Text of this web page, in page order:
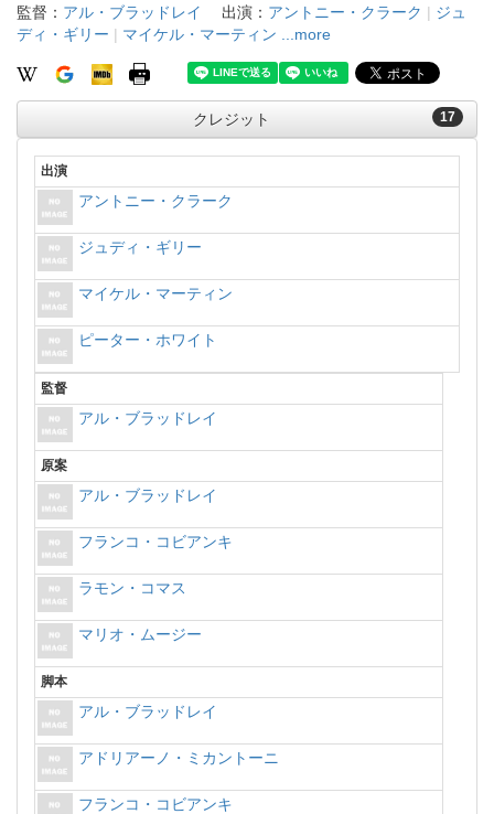
監督： アル・ブラッドレイ 出演： アントニー・クラーク | ジュ
ディ・ギリー | マイケル・マーティン ...more
17
クレジット
出演
アントニー・クラーク
ジュディ・ギリー
マイケル・マーティン
ピーター・ホワイト
監督
アル・ブラッドレイ
原案
アル・ブラッドレイ
フランコ・コビアンキ
ラモン・コマス
マリオ・ムージー
脚本
アル・ブラッドレイ
アドリアーノ・ミカントーニ
フランコ・コビアンキ